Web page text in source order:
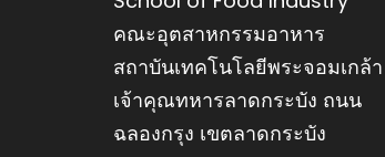
คณะอุตสาหกรรมอาหาร
สถาบันเทคโนโลยีพระจอมเกล้า
เจ้าคุณทหารลาดกระบัง ถนน
ฉลองกรุง เขตลาดกระบัง